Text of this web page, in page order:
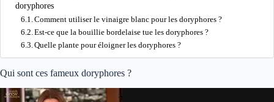
doryphores
Comment utiliser le vinaigre blanc pour les doryphores ?
Est-ce que la bouillie bordelaise tue les doryphores ?
Quelle plante pour éloigner les doryphores ?
Qui sont ces fameux doryphores ?